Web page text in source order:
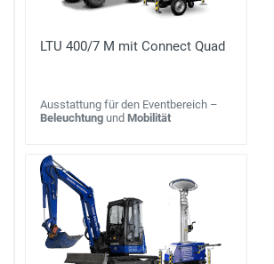
LTU 400/7 M mit Connect Quad
Ausstattung für den Eventbereich –
Beleuchtung und Mobilität